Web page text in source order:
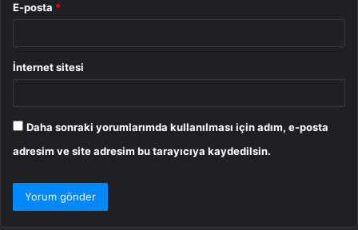
E-posta *
İnternet sitesi
Daha sonraki yorumlarımda kullanılması için adım, e-posta
adresim ve site adresim bu tarayıcıya kaydedilsin.